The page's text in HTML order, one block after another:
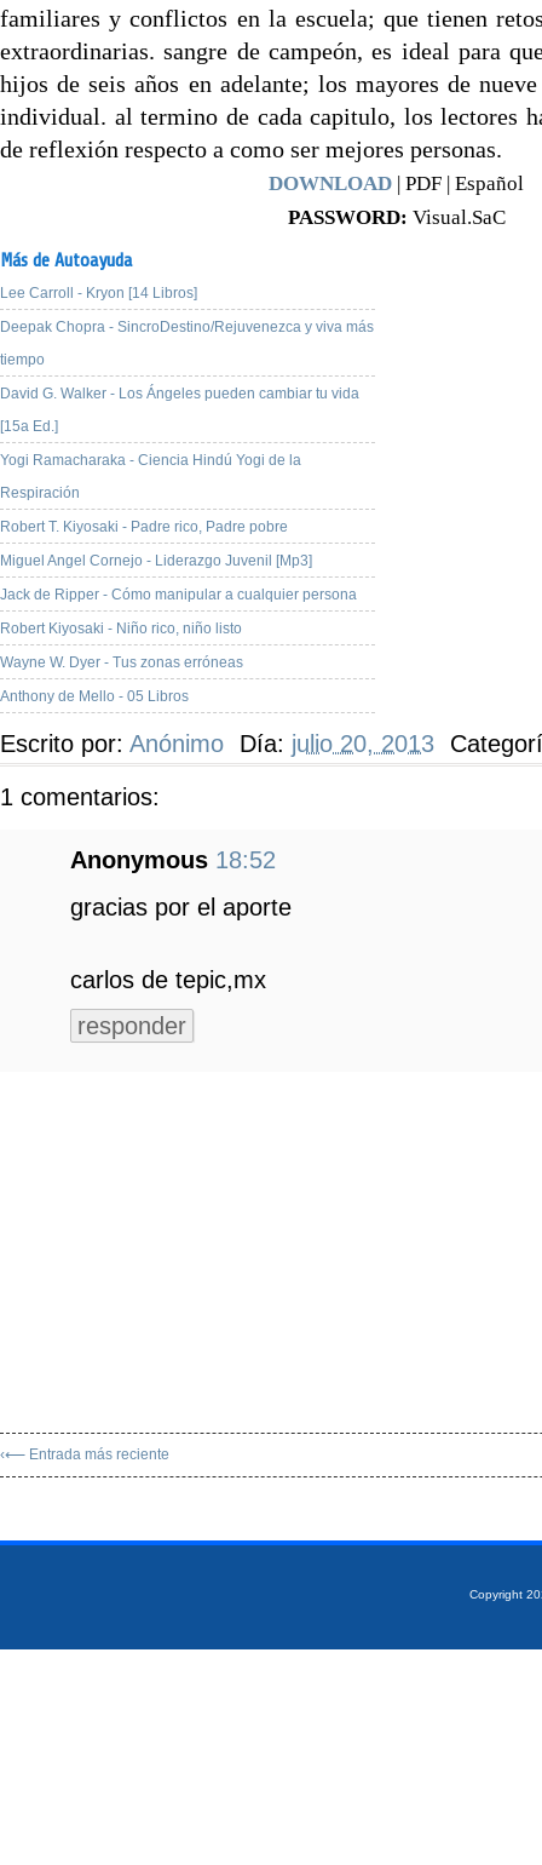
familiares y conflictos en la escuela; que tienen
extraordinarias. sangre de campeón, es ideal para
hijos de seis años en adelante; los mayores de
individual. al termino de cada capitulo, los lectores
de reflexión respecto a como ser mejores personas.
DOWNLOAD | PDF | Español
PASSWORD: Visual.SaC
Más de Autoayuda
Lee Carroll - Kryon [14 Libros]
Deepak Chopra - SincroDestino/Rejuvenezca y viva más
tiempo
David G. Walker - Los Ángeles pueden cambiar tu vida
[15a Ed.]
Yogi Ramacharaka - Ciencia Hindú Yogi de la
Respiración
Robert T. Kiyosaki - Padre rico, Padre pobre
Miguel Angel Cornejo - Liderazgo Juvenil [Mp3]
Jack de Ripper - Cómo manipular a cualquier persona
Robert Kiyosaki - Niño rico, niño listo
Wayne W. Dyer - Tus zonas erróneas
Anthony de Mello - 05 Libros
Escrito por: Anónimo Día: julio 20, 2013
1 comentarios:
Anonymous 18:52
gracias por el aporte
carlos de tepic,mx
responder
‹⟵ Entrada más reciente
Copyright